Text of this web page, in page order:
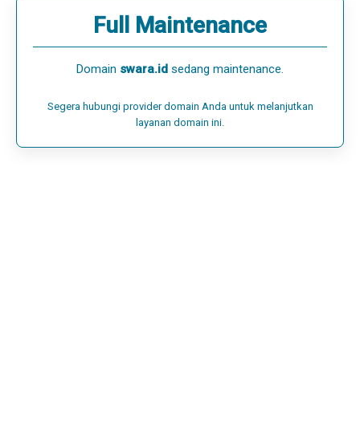
Full Maintenance
Domain swara.id sedang maintenance.
Segera hubungi provider domain Anda untuk melanjutkan
layanan domain ini.